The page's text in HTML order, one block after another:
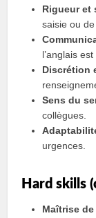
Rigueur et
saisie ou
l’anglais
Discrétion
Sens du
collègues.
urgences.
Hard skills
Maîtrise